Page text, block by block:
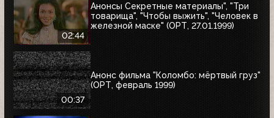
02:44
Анонсы Секретные материалы", "Три
товарища", "Чтобы выжить", "Человек в
железной маске" (ОРТ, 27.01.1999)
00:37
Анонс фильма "Коломбо: мёртвый груз"
(ОРТ, февраль 1999)